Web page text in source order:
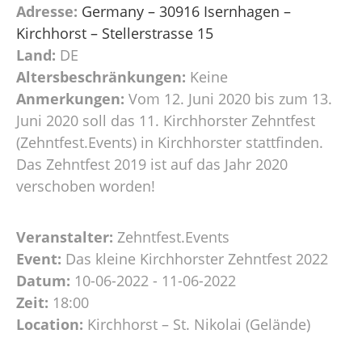
Adresse: Germany – 30916 Isernhagen –
Kirchhorst – Stellerstrasse 15
Land: DE
Altersbeschränkungen: Keine
Anmerkungen: Vom 12. Juni 2020 bis zum 13.
Juni 2020 soll das 11. Kirchhorster Zehntfest
(Zehntfest.Events) in Kirchhorster stattfinden.
Das Zehntfest 2019 ist auf das Jahr 2020
verschoben worden!
Veranstalter: Zehntfest.Events
Event: Das kleine Kirchhorster Zehntfest 2022
Datum: 10-06-2022 - 11-06-2022
Zeit: 18:00
Location: Kirchhorst – St. Nikolai (Gelände)